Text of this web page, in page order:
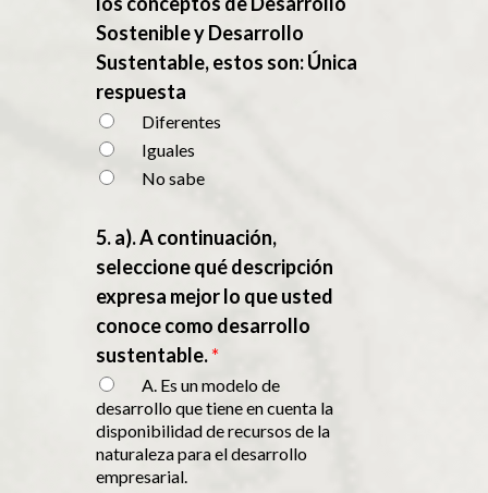
Sostenible y Desarrollo
Sustentable, estos son: Única
respuesta
Diferentes
Iguales
No sabe
5. a). A continuación,
seleccione qué descripción
expresa mejor lo que usted
conoce como desarrollo
sustentable.*
A. Es un modelo de
desarrollo que tiene en cuenta la
disponibilidad de recursos de la
naturaleza para el desarrollo
empresarial.